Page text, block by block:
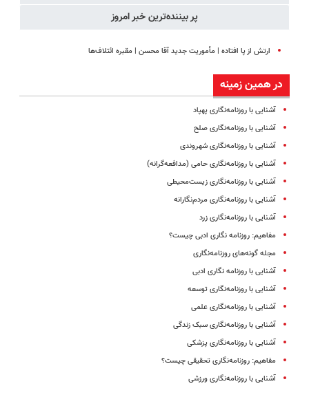
پر بیننده‌ترین خبر امروز
ارتش از پا افتاده | مأموریت جدید آقا محسن | مقبره ائتلاف‌ها
در همین زمینه
آشنایی با روزنامه‌نگاری پهپاد
آشنایی با روزنامه‌نگاری صلح
آشنایی با روزنامه‌نگاری شهروندی
آشنایی با روزنامه‌نگاری حامی (مدافعه‌گرانه)
آشنایی با روزنامه‌نگاری زیست‌محیطی
آشنایی با روزنامه‌نگاری مردم‌نگارانه
آشنایی با روزنامه‌نگاری زرد
مفاهیم: روزنامه نگاری ادبی چیست؟
مجله گونه‌های روزنامه‌نگاری
آشنایی با روزنامه نگاری ادبی
آشنایی با روزنامه‌نگاری توسعه
آشنایی با روزنامه‌نگاری علمی
آشنایی با روزنامه‌نگاری سبک زندگی
آشنایی با روزنامه‌نگاری پزشکی
مفاهیم: روزنامه‌نگاری تحقیقی چیست؟
آشنایی با روزنامه‌نگاری ورزشی